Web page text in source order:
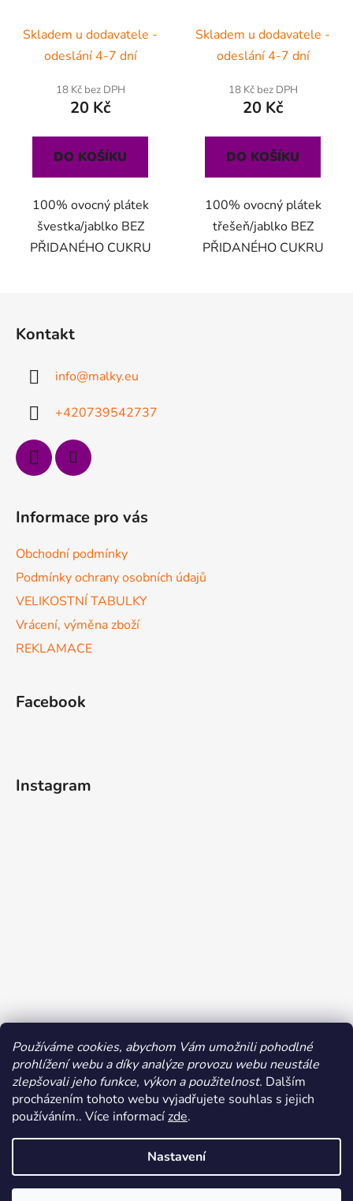
Používáme cookies, abychom Vám umožnili pohodlné
prohlížení webu a díky analýze provozu webu neustále
zlepšovali jeho funkce, výkon a použitelnost. Dalším
procházením tohoto webu vyjadřujete souhlas s jejich
používáním.. Více informacízde.
Nastavení
Skladem u dodavatele -
odeslání 4-7 dní
18 Kč bez DPH
20 Kč
DO KOŠÍKU
100% ovocný plátek
švestka/jablko BEZ
PŘIDANÉHO CUKRU
Skladem u dodavatele -
odeslání 4-7 dní
18 Kč bez DPH
20 Kč
DO KOŠÍKU
100% ovocný plátek
třešeň/jablko BEZ
PŘIDANÉHO CUKRU
Kontakt
info@malky.eu
+420739542737
Informace pro vás
Obchodní podmínky
Podmínky ochrany osobních údajů
VELIKOSTNÍ TABULKY
Vrácení, výměna zboží
REKLAMACE
Facebook
Instagram
Sledovat na Instagramu